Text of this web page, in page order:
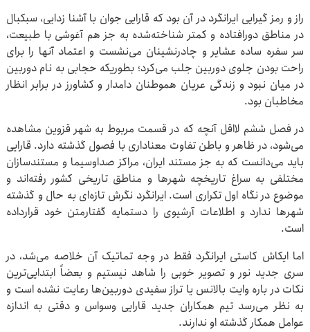
راز و رمز گیرایی ایرانگرد در آن بود که قارایی جوان با آشنا زدایی، سبکبال
در مناطق دورافتاده و کمتر شناخته‌شده به جز هم آغوشی با طبیعت،
سر سفره ساده عشایر و چادرنشینان می‌نشست و اعتماد آنها را برای
راحت بودن جلوی دوربین جلب می‌کرد؛ بطوریکه حجابی به نام دوربین
در میان نبود و زندگی عریان هموطنان دامدار و کشاورز در برابر انظار
مخاطبان بود.
در فصل ششم لااقل آنچه که در قسمت مربوط به شهر قزوین مشاهده
می‌شود، در ظاهر و باطن تفاوت معناداری با فصول گذشته دارد. قارایی
باید می‌دانست که به جز مستند ایران، مراکز صداوسیما و مستندسازان
مختلفی به سراغ تاریخچه شهرها و مناطق تاریخی کشور رفته‌اند و
موضوع در نگاه اول تکراری است. ایرانگرد نگرش تازه‌ای به حال و گذشته
شهرها ندارد و اطلاعات آرشیوی را دستمایه گفتارمتن خود قرارداده
است.
اما ایکاش کاستی ایرانگرد فقط در وجه تماتیک آن خلاصه می‌شد، در
سری جدید نور و تصویر خوبی را شاهد نیستیم و بعضاً ابتدایی‌ترین
نکات در باره وایت بالانس یا تراز سفیدی دوربین‌ها رعایت نشده است و
به نظر می‌رسد تیم همکاران جدید قارایی وسواس و دقتی به اندازه
عوامل همکار گذشته او ندارند.